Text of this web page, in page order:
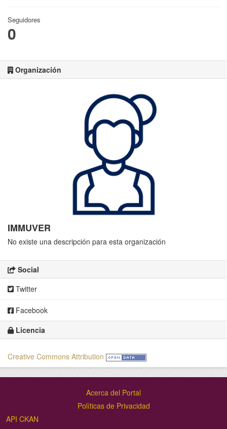
Seguidores
0
Organización
IMMUVER
No existe una descripción para esta organización
Social
Twitter
Facebook
Licencia
Creative Commons Attribution
Acerca del Portal
Políticas de Privacidad
API CKAN